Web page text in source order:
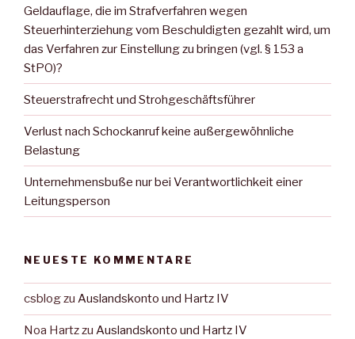
Geldauflage, die im Strafverfahren wegen
Steuerhinterziehung vom Beschuldigten gezahlt wird, um
das Verfahren zur Einstellung zu bringen (vgl. § 153 a
StPO)?
Steuerstrafrecht und Strohgeschäftsführer
Verlust nach Schockanruf keine außergewöhnliche
Belastung
Unternehmensbuße nur bei Verantwortlichkeit einer
Leitungsperson
NEUESTE KOMMENTARE
csblogzu Auslandskonto und Hartz IV
Noa Hartzzu Auslandskonto und Hartz IV